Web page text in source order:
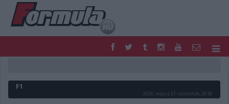
FORMULA
MOTOR
F1
2026. május 21. csütörtök, 20:50